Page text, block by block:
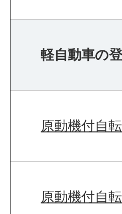
軽自動車の
原動機付自
原動機付自